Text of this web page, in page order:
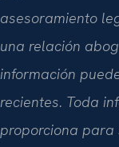
asesoramiento
una relación
información
recientes. Toda
proporciona